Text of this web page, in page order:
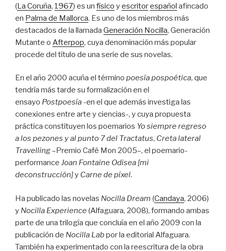
(La Coruña, 1967) es un físico yescritorespañol afincado
en Palma de Mallorca. Es uno de los miembros más
destacados de la llamada Generación Nocilla, Generación
Mutante o Afterpop, cuya denominación más popular
procede del título de una serie de sus novelas.
En el año 2000 acuña el término poesía pospoética, que
tendría más tarde su formalización en el
ensayo Postpoesía -en el que además investiga las
conexiones entre arte y ciencias-, y cuya propuesta
práctica constituyen los poemarios Yo siempre regreso
a los pezones y al punto 7 del Tractatus, Creta lateral
Travelling–Premio Café Mon 2005–, el poemario-
performance Joan Fontaine Odisea [mi
deconstrucción]y Carne de píxel.
Ha publicado las novelas Nocilla Dream (Candaya, 2006)
y Nocilla Experience (Alfaguara, 2008), formando ambas
parte de una trilogía que concluía en el año 2009 con la
publicación de Nocilla Labpor la editorial Alfaguara.
También ha experimentado con la reescritura de la obra